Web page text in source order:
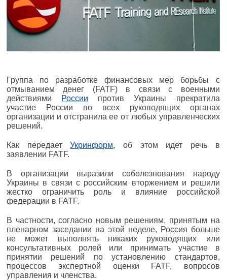
Группа по разработке финансовых мер борьбы с
отмыванием денег (FATF) в связи с военными
действиями
России против Украины прекратила
участие России во всех руководящих органах
организации и отстранила ее от любых управленческих
решений.
Как передаетУкринформ, об этом идет речь в
заявлении FATF.
В организации выразили соболезнования народу
Украины в связи с российским вторжением и решили
жестко ограничить роль и влияние российской
федерации в FATF.
В частности, согласно новым решениям, принятым на
пленарном заседании на этой неделе, Россия больше
не может выполнять никаких руководящих или
консультативных ролей или принимать участие в
принятии решений по установлению стандартов,
процессов экспертной оценки FATF, вопросов
управления и членства.